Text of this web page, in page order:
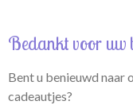
Bedankt voor uw
Bent u benieuwd naar
cadeautjes?